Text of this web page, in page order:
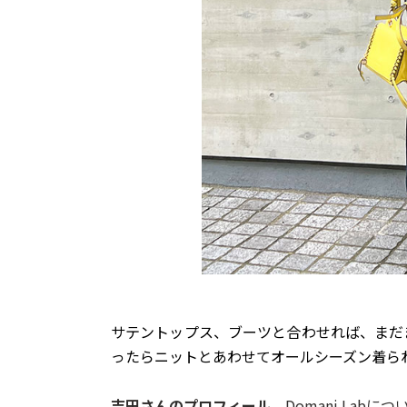
サテントップス、ブーツと合わせれば、ま
ったらニットとあわせてオールシーズン着